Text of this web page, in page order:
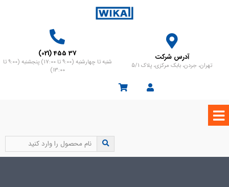
آدرس شرکت
تهران، جردن، بابک مرکزی، پلاک 5/1
37 455 (021)
شنبه تا چهارشنبه (9:00 تا 17:00) پنجشنبه (9:00 تا
13:00)